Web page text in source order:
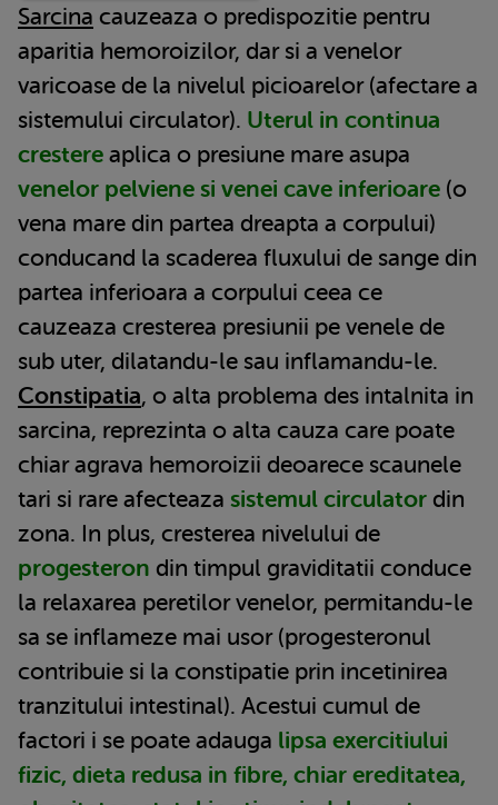
Sarcina cauzeaza o predispozitie pentru
aparitia hemoroizilor, dar si a venelor
varicoase de la nivelul picioarelor (afectare a
sistemului circulator). Uterul in continua
crestere aplica o presiune mare asupa
venelor pelviene si venei cave inferioare (o
vena mare din partea dreapta a corpului)
conducand la scaderea fluxului de sange din
partea inferioara a corpului ceea ce
cauzeaza cresterea presiunii pe venele de
sub uter, dilatandu-le sau inflamandu-le.
Constipatia, o alta problema des intalnita in
sarcina, reprezinta o alta cauza care poate
chiar agrava hemoroizii deoarece scaunele
tari si rare afecteaza sistemul circulator din
zona. In plus, cresterea nivelului de
progesteron din timpul graviditatii conduce
la relaxarea peretilor venelor, permitandu-le
sa se inflameze mai usor (progesteronul
contribuie si la constipatie prin incetinirea
tranzitului intestinal). Acestui cumul de
factori i se poate adauga lipsa exercitiului
fizic, dieta redusa in fibre, chiar ereditatea,